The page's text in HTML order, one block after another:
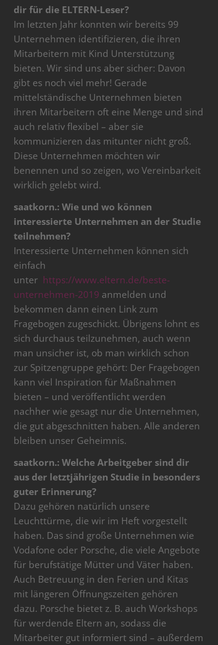
dir für die ELTERN-Leser?
Im letzten Jahr konnten wir bereits 99
Unternehmen identifizieren, die ihren
Mitarbeitern mit Kind Unterstützung
bieten. Wir sind uns aber sicher: Davon
gibt es noch viel mehr! Gerade
mittelständische Unternehmen bieten
ihren Mitarbeitern oft eine Menge und sind
auch relativ flexibel – aber sie
kommunizieren das mitunter nicht groß.
Diese Unternehmen möchten wir
benennen und so zeigen, wo Vereinbarkeit
wirklich gelebt wird.
saatkorn.: Wie und wo können
interessierte Unternehmen an der Studie
teilnehmen?
Interessierte Unternehmen können sich
einfach
unter https://www.eltern.de/beste-
unternehmen-2019 anmelden und
bekommen dann einen Link zum
Fragebogen zugeschickt. Übrigens lohnt es
sich durchaus teilzunehmen, auch wenn
man unsicher ist, ob man wirklich schon
zur Spitzengruppe gehört: Der Fragebogen
kann viel Inspiration für Maßnahmen
bieten – und veröffentlicht werden
nachher wie gesagt nur die Unternehmen,
die gut abgeschnitten haben. Alle anderen
bleiben unser Geheimnis.
saatkorn.: Welche Arbeitgeber sind dir
aus der letztjährigen Studie in besonders
guter Erinnerung?
Dazu gehören natürlich unsere
Leuchttürme, die wir im Heft vorgestellt
haben. Das sind große Unternehmen wie
Vodafone oder Porsche, die viele Angebote
für berufstätige Mütter und Väter haben.
Auch Betreuung in den Ferien und Kitas
mit längeren Öffnungszeiten gehören
dazu. Porsche bietet z. B. auch Workshops
für werdende Eltern an, sodass die
Mitarbeiter gut informiert sind – außerdem